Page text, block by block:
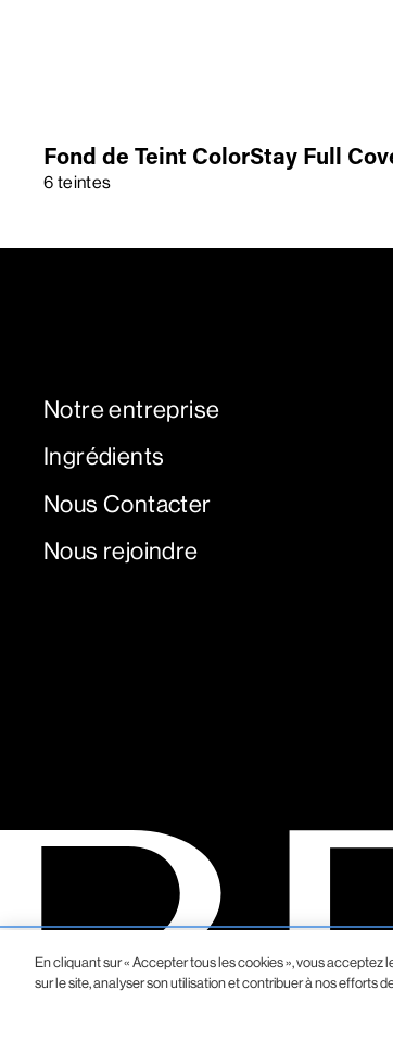
Fond de Teint ColorStay Full
6 teintes
Notre entreprise
Ingrédients
Nous Contacter
Nous rejoindre
En cliquant sur « Accepter tous les cookies », vous
sur le site, analyser son utilisation et contribuer à nos efforts